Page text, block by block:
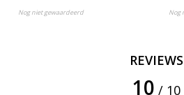
Nog niet gewaardeerd Nog
REVIEWS
10 / 10